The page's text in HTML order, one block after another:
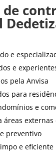
de
e
e
pela Anvisa
para
e
áreas
preventivo
e eficiente